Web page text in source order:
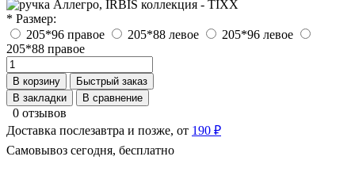
* Размер:
205*96 правое
205*88 левое
205*96 левое
205*88 правое
В корзину
Быстрый заказ
В закладки
В сравнение
0 отзывов
Доставка послезавтра и позже, от 190 ₽
Самовывоз сегодня, бесплатно